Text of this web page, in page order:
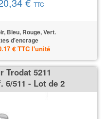
TTC
Bleu, Rouge, Vert.
d'encrage
€ TTC l'unité
Trodat 5211
6/511 - Lot de 2